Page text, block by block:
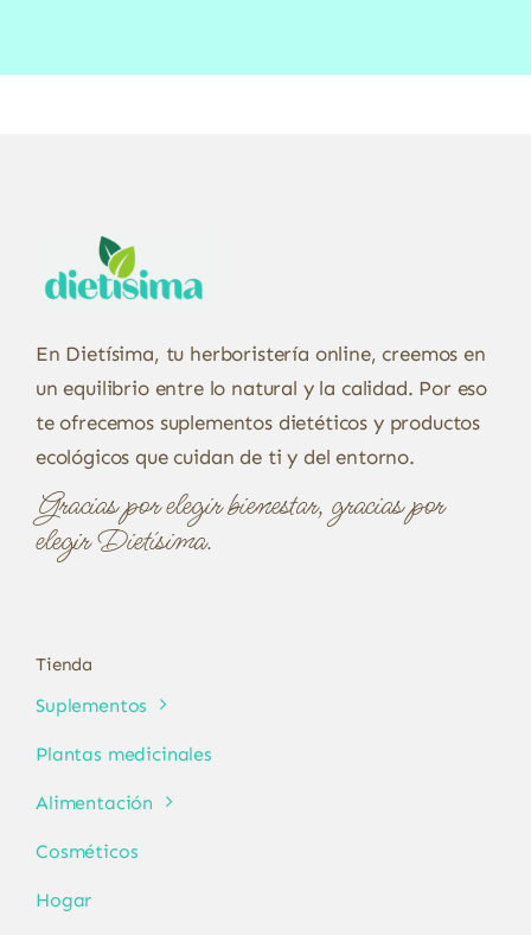
En Dietísima, tu herboristería online, creemos en
un equilibrio entre lo natural y la calidad. Por eso
te ofrecemos suplementos dietéticos y productos
ecológicos que cuidan de ti y del entorno.
Gracias por elegir bienestar, gracias por
elegir Dietísima.
Tienda
Suplementos
Plantas medicinales
Alimentación
Cosméticos
Hogar